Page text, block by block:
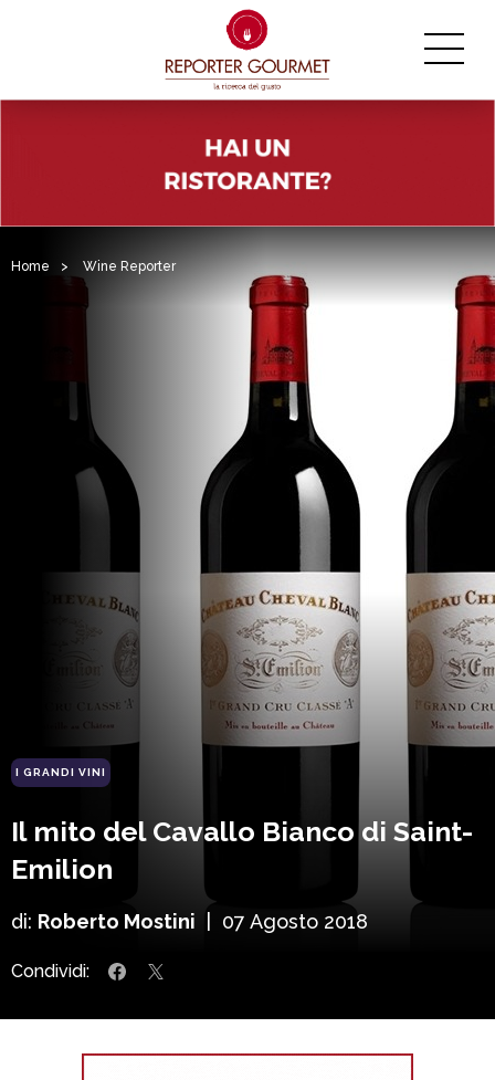
Home > Wine Reporter
I GRANDI VINI
Il mito del Cavallo Bianco di Saint-
Emilion
di: Roberto Mostini 07 Agosto 2018
Condividi: